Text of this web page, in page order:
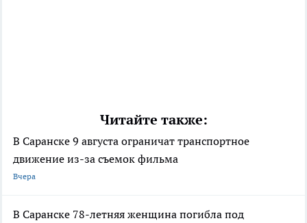
Читайте также:
В Саранске 9 августа ограничат транспортное
движение из-за съемок фильма
Вчера
В Саранске 78-летняя женщина погибла под